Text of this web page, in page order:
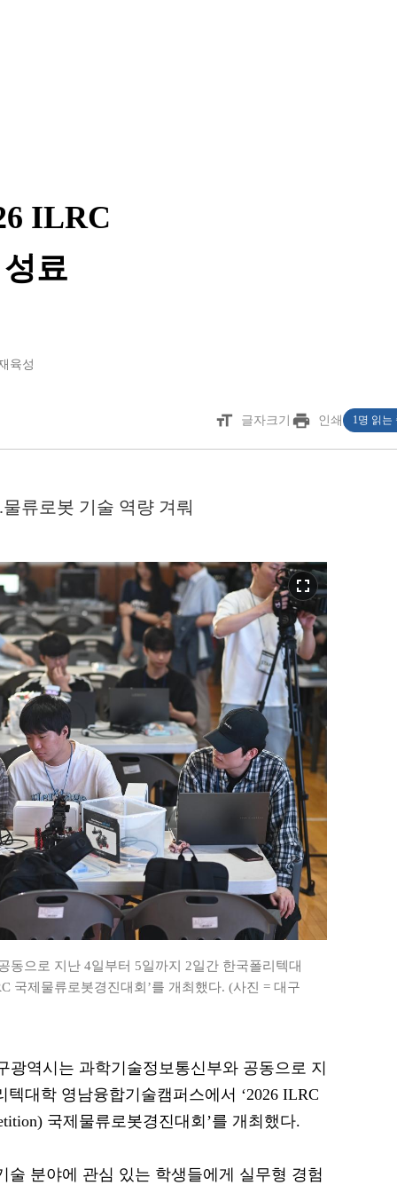
ILRC
료
육성
format_size 글자크기 print 인쇄 1명 읽는
류로봇 기술 역량 겨뤄
fullscreen
동으로 지난 4일부터 5일까지 2일간 한국폴리텍대
국제물류로봇경진대회’를 개최했다. (사진 = 대구
광역시는 과학기술정보통신부와 공동으로 지
대학 영남융합기술캠퍼스에서 ‘2026 ILRC
국제물류로봇경진대회’를 개최했다.
분야에 관심 있는 학생들에게 실무형 경험